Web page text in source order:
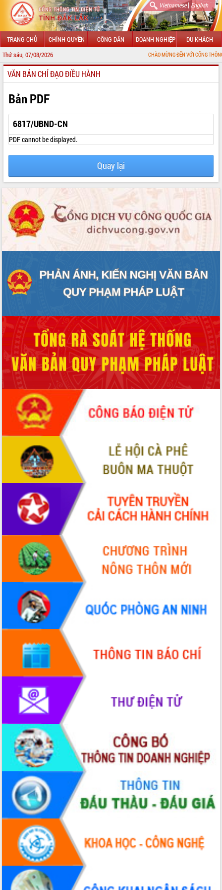
Vietnamese| English
TRANG CHỦ CHÍNH QUYỀN CÔNG DÂN DOANH NGHIỆP DU KHÁCH
Thứ sáu, 07/08/2026 CHÀO MỪNG ĐẾN VỚI CỔNG THÔNG TIN ĐIỆN
GIỚI THIỆU
LÃNH ĐẠO UBND TỈNH
TIN TỨC SỰ KIỆN
SỞ, BAN, NGÀNH
UBND CÁC XÃ, PHƯỜNG
THÔNG TIN CHỈ ĐẠO ĐIỀU HÀNH
VĂN BẢN HĐND TỈNH
ĐIỂM TIN VĂN BẢN
VIDEO
Không có file video nào để phát.
ALBUM ẢNH
LIÊN KẾT WEB
VĂN BẢN CHỈ ĐẠO ĐIỀU HÀNH
Bản PDF
6817/UBND-CN
PDF cannot be displayed.
Quay lại